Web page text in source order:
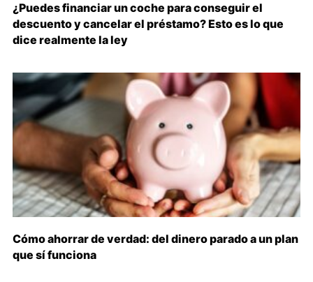
¿Puedes financiar un coche para conseguir el
descuento y cancelar el préstamo? Esto es lo que
dice realmente la ley
Cómo ahorrar de verdad: del dinero parado a un plan
que sí funciona